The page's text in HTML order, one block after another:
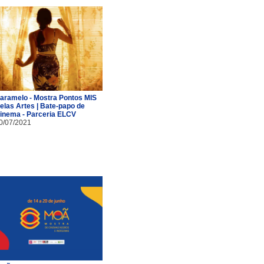
- Mostra Pontos MIS
Artes | Bate-papo de
- Parceria ELCV
07/2021